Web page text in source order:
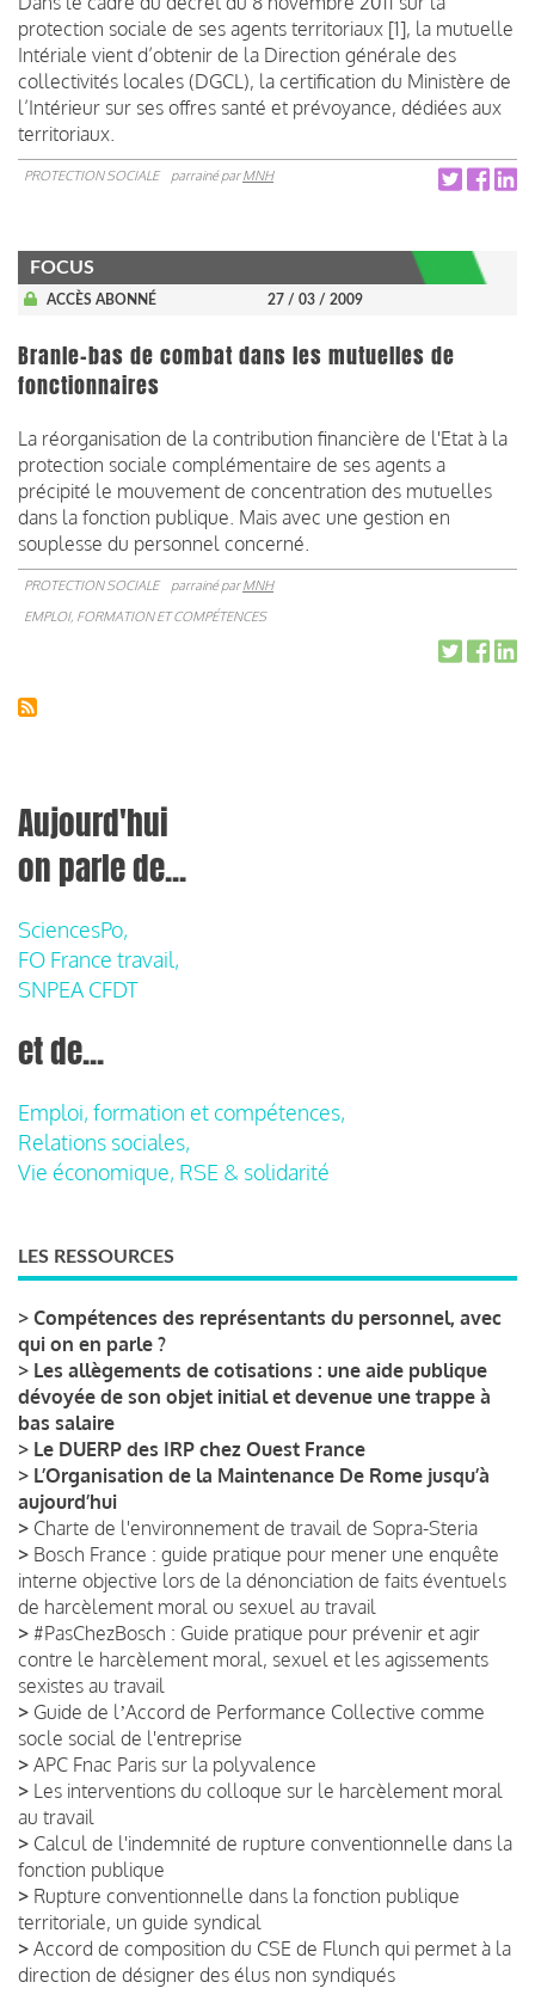
protection sociale de ses agents territoriaux [1], la mutuelle
Intériale vient d’obtenir de la Direction générale des
collectivités locales (DGCL), la certification du Ministère de
l’Intérieur sur ses offres santé et prévoyance, dédiées aux
territoriaux.
PROTECTION SOCIALE parrainé parMNH
FOCUS
ACCÈS ABONNÉ 27 / 03 / 2009
Branle-bas de combat dans les mutuelles de
fonctionnaires
La réorganisation de la contribution financière de l'Etat à la
protection sociale complémentaire de ses agents a
précipité le mouvement de concentration des mutuelles
dans la fonction publique. Mais avec une gestion en
souplesse du personnel concerné.
PROTECTION SOCIALE parrainé parMNH
EMPLOI, FORMATION ET COMPÉTENCES
Aujourd'hui
on parle de...
SciencesPo,
FO France travail,
SNPEA CFDT
et de...
Emploi, formation et compétences,
Relations sociales,
Vie économique, RSE & solidarité
LES RESSOURCES
> Compétences des représentants du personnel, avec
qui on en parle ?
> Les allègements de cotisations : une aide publique
dévoyée de son objet initial et devenue une trappe à
bas salaire
> Le DUERP des IRP chez Ouest France
> L’Organisation de la Maintenance De Rome jusqu’à
aujourd’hui
> Charte de l'environnement de travail de Sopra-Steria
> Bosch France : guide pratique pour mener une enquête
interne objective lors de la dénonciation de faits éventuels
de harcèlement moral ou sexuel au travail
> #PasChezBosch : Guide pratique pour prévenir et agir
contre le harcèlement moral, sexuel et les agissements
sexistes au travail
> Guide de lʼAccord de Performance Collective comme
socle social de l'entreprise
> APC Fnac Paris sur la polyvalence
> Les interventions du colloque sur le harcèlement moral
au travail
> Calcul de l'indemnité de rupture conventionnelle dans la
fonction publique
> Rupture conventionnelle dans la fonction publique
territoriale, un guide syndical
> Accord de composition du CSE de Flunch qui permet à la
direction de désigner des élus non syndiqués